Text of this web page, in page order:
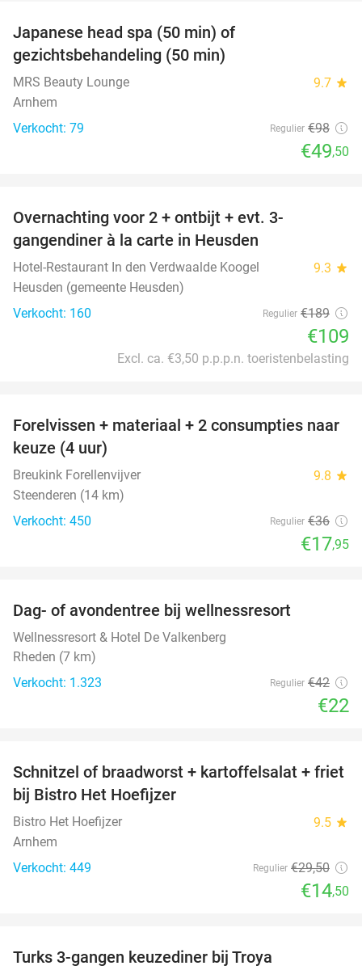
Japanese head spa (50 min) of
gezichtsbehandeling (50 min)
MRS Beauty Lounge 9.7 star
Arnhem
Verkocht: 79
Regulier €98
€49,50
Overnachting voor 2 + ontbijt + evt. 3-
gangendiner à la carte in Heusden
Hotel-Restaurant In den Verdwaalde Koogel 9.3 star
Heusden (gemeente Heusden)
Verkocht: 160
Regulier €189
€109
Excl. ca. €3,50 p.p.p.n. toeristenbelasting
50%
Forelvissen + materiaal + 2 consumpties naar
keuze (4 uur)
Breukink Forellenvijver 9.8 star
Steenderen (14 km)
Verkocht: 450
Regulier €36
€17,95
Dag- of avondentree bij wellnessresort
Wellnessresort & Hotel De Valkenberg
Rheden (7 km)
Verkocht: 1.323
Regulier €42
€22
51%
Schnitzel of braadworst + kartoffelsalat + friet
bij Bistro Het Hoefijzer
Bistro Het Hoefijzer 9.5 star
Arnhem
Verkocht: 449
Regulier €29,50
€14,50
Turks 3-gangen keuzediner bij Troya